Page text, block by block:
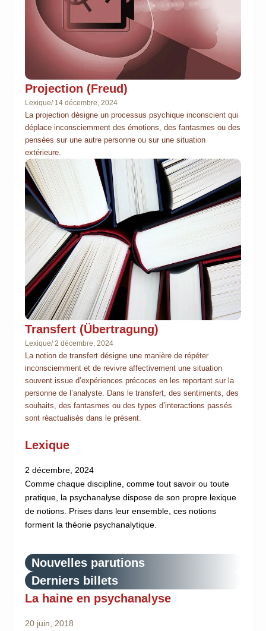
Projection (Freud)
Lexique/ 14 décembre, 2024
La projection désigne un processus psychique inconscient qui
déplace inconsciemment des émotions, des fantasmes ou des
pensées sur une autre personne ou sur une situation
extérieure.
Transfert (Übertragung)
Lexique/2 décembre, 2024
La notion de transfert désigne une manière de répéter
inconsciemment et de revivre affectivement une situation
souvent issue d’expériences précoces en les reportant sur la
personne de l’analyste. Dans le transfert, des sentiments, des
souhaits, des fantasmes ou des types d’interactions passés
sont réactualisés dans le présent.
Lexique
2 décembre, 2024
Comme chaque discipline, comme tout savoir ou toute
pratique, la psychanalyse dispose de son propre lexique
de notions. Prises dans leur ensemble, ces notions
forment la théorie psychanalytique.
Nouvelles parutions
Derniers billets
La haine en psychanalyse
20 juin, 2018